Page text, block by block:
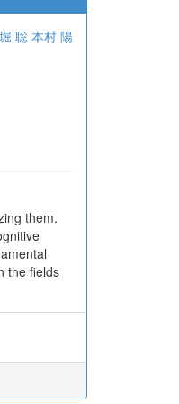
堀 聡 本村 陽
them.
the fields